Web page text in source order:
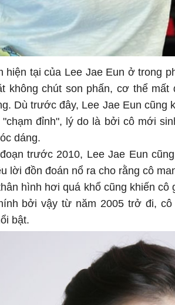
hiện tại của Lee Jae Eun ở trong
không chút son phấn, cơ thể mất
Dù trước đây, Lee Jae Eun cũng
"chạm đỉnh", lý do là bởi cô mới
dáng.
trước 2010, Lee Jae Eun
lời đồn đoán nổ ra cho rằng cô
hình hơi quá khổ cũng khiến cô
bởi vậy từ năm 2005 trở đi, cô
bật.